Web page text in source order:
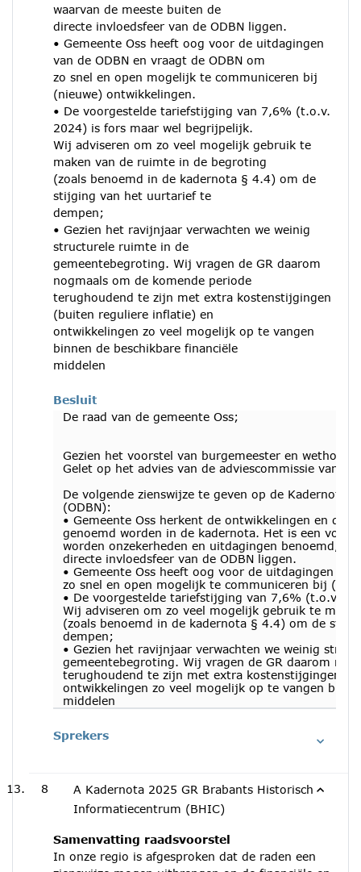
waarvan de meeste buiten de
directe invloedsfeer van de ODBN liggen.
• Gemeente Oss heeft oog voor de uitdagingen
van de ODBN en vraagt de ODBN om
zo snel en open mogelijk te communiceren bij
(nieuwe) ontwikkelingen.
• De voorgestelde tariefstijging van 7,6% (t.o.v.
2024) is fors maar wel begrijpelijk.
Wij adviseren om zo veel mogelijk gebruik te
maken van de ruimte in de begroting
(zoals benoemd in de kadernota § 4.4) om de
stijging van het uurtarief te
dempen;
• Gezien het ravijnjaar verwachten we weinig
structurele ruimte in de
gemeentebegroting. Wij vragen de GR daarom
nogmaals om de komende periode
terughoudend te zijn met extra kostenstijgingen
(buiten reguliere inflatie) en
ontwikkelingen zo veel mogelijk op te vangen
binnen de beschikbare financiële
middelen
Besluit
De raad van de gemeente Oss;
Gezien het voorstel van burgemeester en
Gelet op het advies van de adviescommissie van 1
De volgende zienswijze te geven op de Kadernota
(ODBN):
• Gemeente Oss herkent de ontwikkelingen en
genoemd worden in de kadernota. Het is een
worden onzekerheden en uitdagingen benoemd,
directe invloedsfeer van de ODBN liggen.
• Gemeente Oss heeft oog voor de uitdagingen
zo snel en open mogelijk te communiceren bij
• De voorgestelde tariefstijging van 7,6% (t.o.v.
Wij adviseren om zo veel mogelijk gebruik te
(zoals benoemd in de kadernota § 4.4) om de
dempen;
• Gezien het ravijnjaar verwachten we weinig
gemeentebegroting. Wij vragen de GR daarom
terughoudend te zijn met extra kostenstijgingen
ontwikkelingen zo veel mogelijk op te vangen
middelen
Sprekers
8
A Kadernota 2025 GR Brabants Historisch
Informatiecentrum (BHIC)
Samenvatting raadsvoorstel
In onze regio is afgesproken dat de raden een